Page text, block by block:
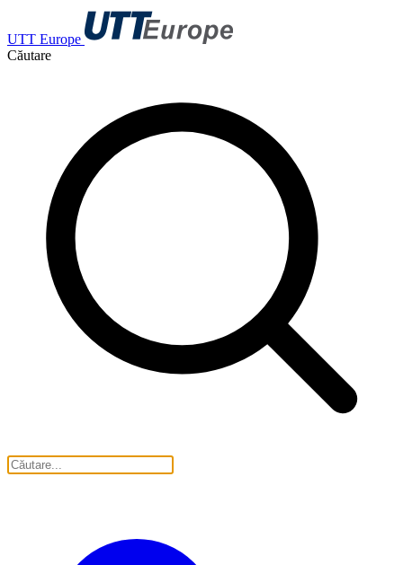
UTT Europe
Căutare